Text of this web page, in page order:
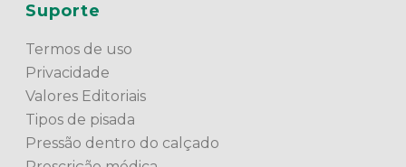
Suporte
Termos de uso
Privacidade
Valores Editoriais
Tipos de pisada
Pressão dentro do calçado